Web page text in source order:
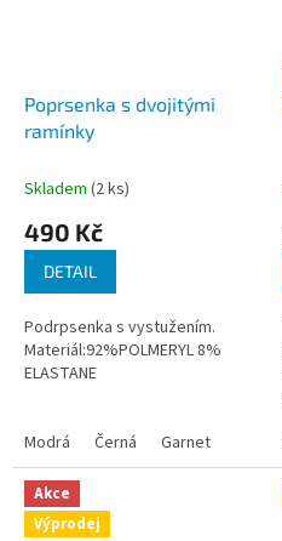
Poprsenka s dvojitými
ramínky
Skladem (2 ks)
490 Kč
DETAIL
Podrpsenka s vystužením.
Materiál:92%POLMERYL 8%
ELASTANE
Modrá Černá Garnet
Akce
Výprodej